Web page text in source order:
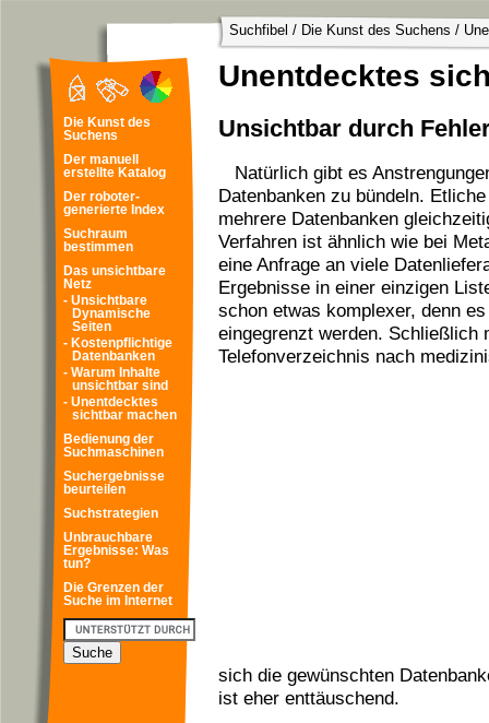
Suchfibel / Die Kunst des Suchens /
Unentdecktes
Unsichtbar durch
Natürlich gibt es
Datenbanken zu bündeln.
mehrere Datenbanken
Verfahren ist ähnlich wie bei
eine Anfrage an viele
Ergebnisse in einer einzigen
schon etwas komplexer, denn
eingegrenzt werden. Schließlich
Telefonverzeichnis nach
sich die gewünschten
ist eher enttäuschend.
Die Kunst des
Suchens
Der manuell
erstellte Katalog
Der roboter-
generierte Index
Suchraum
bestimmen
Das unsichtbare
Netz
- Unsichtbare
Dynamische
Seiten
- Kostenpflichtige
Datenbanken
- Warum Inhalte
unsichtbar sind
- Unentdecktes
sichtbar machen
Bedienung der
Suchmaschinen
Suchergebnisse
beurteilen
Suchstrategien
Unbrauchbare
Ergebnisse: Was
tun?
Die Grenzen der
Suche im Internet